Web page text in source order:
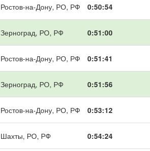
Ростов-на-Дону, РО, РФ 0:50:54
Зерноград, РО, РФ 0:51:00
Ростов-на-Дону, РО, РФ 0:51:41
Зерноград, РО, РФ 0:51:56
Ростов-на-Дону, РО, РФ 0:53:12
Шахты, РО, РФ 0:54:24